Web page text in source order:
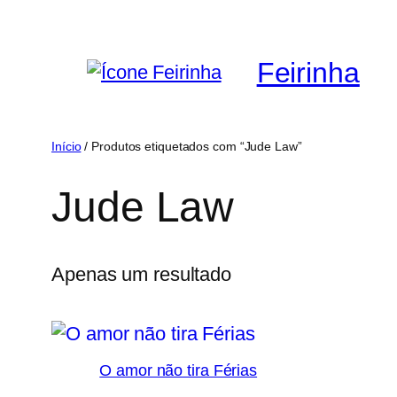
Feirinha
Início/ Produtos etiquetados com “Jude Law”
Jude Law
Apenas um resultado
O amor não tira Férias